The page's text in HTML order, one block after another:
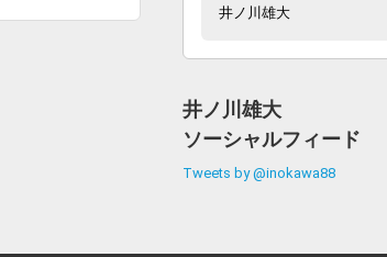
井ノ川雄大
井ノ川雄大
ソーシャルフィード
Tweets by @inokawa88